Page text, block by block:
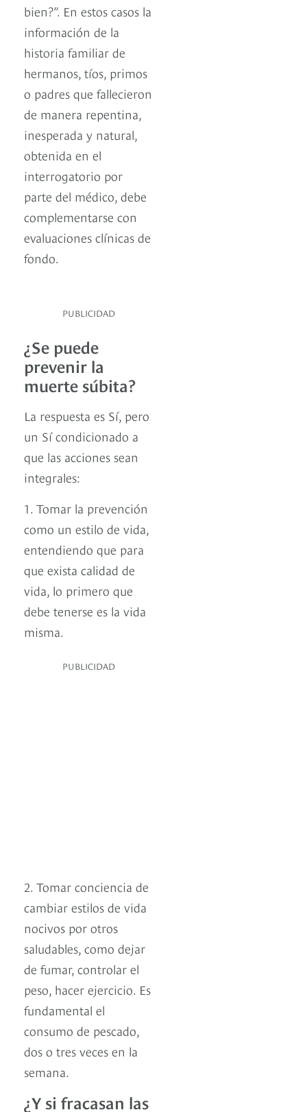
bien?”. En estos casos la
información de la
historia familiar de
hermanos, tíos, primos
o padres que fallecieron
de manera repentina,
inesperada y natural,
obtenida en el
interrogatorio por
parte del médico, debe
complementarse con
evaluaciones clínicas de
fondo.
PUBLICIDAD
¿Se puede
prevenir la
muerte súbita?
La respuesta es Sí, pero
un Sí condicionado a
que las acciones sean
integrales:
1. Tomar la prevención
como un estilo de vida,
entendiendo que para
que exista calidad de
vida, lo primero que
debe tenerse es la vida
misma.
PUBLICIDAD
2. Tomar conciencia de
cambiar estilos de vida
nocivos por otros
saludables, como dejar
de fumar, controlar el
peso, hacer ejercicio. Es
fundamental el
consumo de pescado,
dos o tres veces en la
semana.
¿Y si fracasan las